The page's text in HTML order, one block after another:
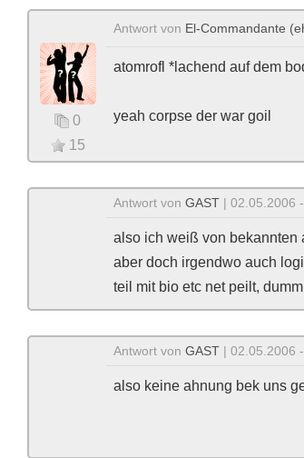
0
15
Antwort von El-Commandante
atomrofl *lachend auf dem
yeah corpse der war goil
Antwort von GAST | 02.05.2006
also ich weiß von bekannten
aber doch irgendwo auch
teil mit bio etc net peilt,
Antwort von GAST | 02.05.2006
also keine ahnung bek uns